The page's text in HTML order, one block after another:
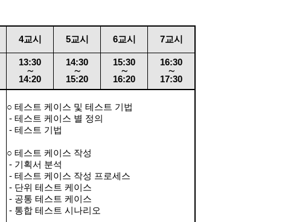
4교시 5교시 6교시 7교시
13:30
∼
14:20
14:30
∼
15:20
15:30
∼
16:20
16:30
∼
17:30
○ 테스트 케이스 및 테스트 기법
- 테스트 케이스 별 정의
- 테스트 기법
○ 테스트 케이스 작성
- 기획서 분석
- 테스트 케이스 작성 프로세스
- 단위 테스트 케이스
- 공통 테스트 케이스
- 통합 테스트 시나리오